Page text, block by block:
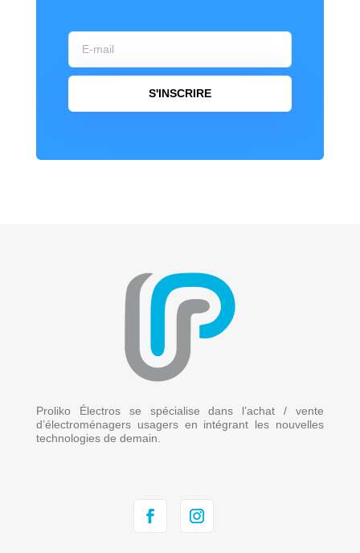
S'INSCRIRE
Proliko Électros se spécialise dans l’achat / vente
d’électroménagers usagers en intégrant les nouvelles
technologies de demain.